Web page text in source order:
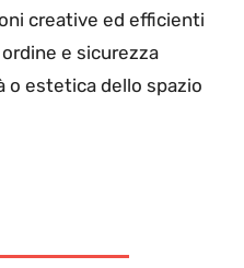
creative ed efficienti
e sicurezza
o estetica dello spazio